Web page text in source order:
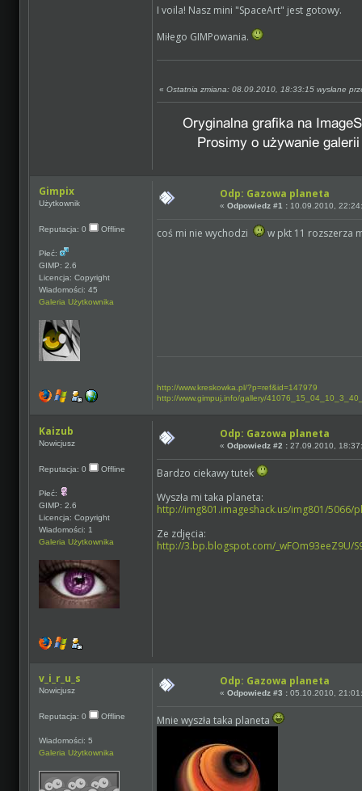
I voila! Nasz mini "SpaceArt" jest gotowy.
Miłego GIMPowania.
«Ostatnia zmiana: 08.09.2010, 18:33:15 wysłane
Gimpix
Użytkownik
Reputacja: 0 Offline
Płeć:
GIMP: 2.6
Licencja: Copyright
Wiadomości: 45
Galeria Użytkownika
Odp: Gazowa planeta
«Odpowiedz #1 : 10.09.2010,
coś mi nie wychodzi w pkt 11 rozszerza
http://www.kreskowka.pl/?p=ref&id=147979
http://www.gimpuj.info/gallery/
Kaizub
Nowicjusz
Reputacja: 0 Offline
Płeć:
GIMP: 2.6
Licencja: Copyright
Wiadomości: 1
Galeria Użytkownika
Odp: Gazowa planeta
«Odpowiedz #2 : 27.09.2010,
Bardzo ciekawy tutek
Wyszła mi taka planeta:
http://img801.imageshack.us/img801/5066/
Ze zdjęcia:
http://3.bp.blogspot.com/_wFOm93eeZ9U/
v_i_r_u_s
Nowicjusz
Reputacja: 0 Offline
Wiadomości: 5
Galeria Użytkownika
Odp: Gazowa planeta
«Odpowiedz #3 : 05.10.2010,
Mnie wyszła taka planeta